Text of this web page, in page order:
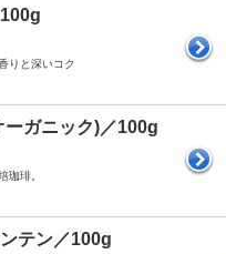
りと深いコク
ガニック)／100g
珈琲。
テン／100g